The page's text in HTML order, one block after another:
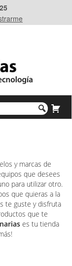
y marcas de
que desees
para utilizar otro.
que quieras a la
te guste y disfruta
que te
es tu tienda